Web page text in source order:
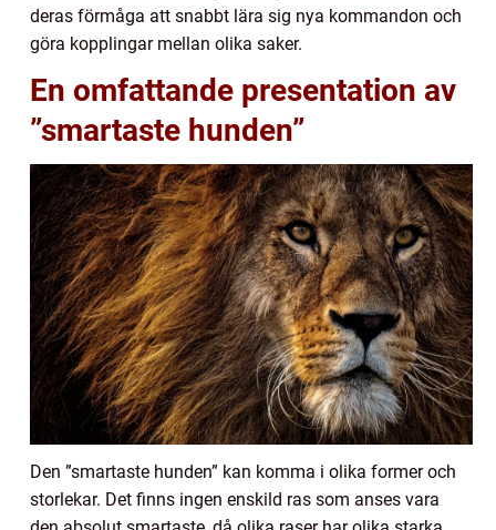
deras förmåga att snabbt lära sig nya kommandon och
göra kopplingar mellan olika saker.
En omfattande presentation av
”smartaste hunden”
Den ”smartaste hunden” kan komma i olika former och
storlekar. Det finns ingen enskild ras som anses vara